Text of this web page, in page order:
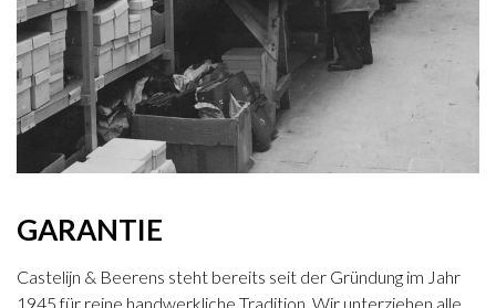
GARANTIE
Castelijn & Beerens steht bereits seit der Gründung im Jahr
1945 für reine handwerkliche Tradition. Wir unterziehen alle